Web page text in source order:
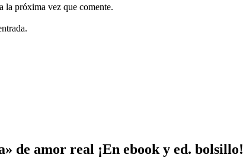
la próxima vez que comente.
de amor real ¡En ebook y ed. bolsillo!